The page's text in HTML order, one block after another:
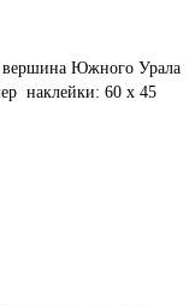
вершина Южного Урала
наклейки: 60 х 45